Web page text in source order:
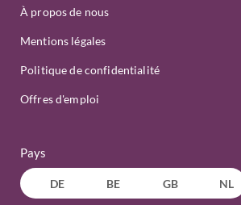
À propos de nous
Mentions légales
Politique de confidentialité
Offres d'emploi
Pays
DE BE GB NL